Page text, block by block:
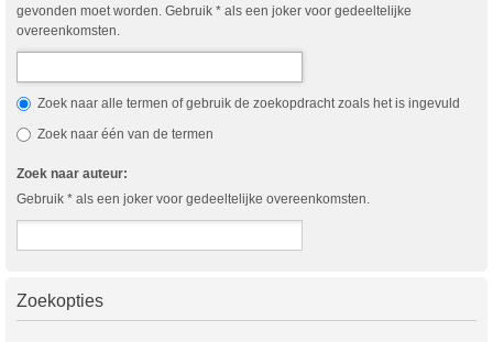
gevonden moet worden. Gebruik * als een joker voor gedeeltelijke
overeenkomsten.
Zoek naar alle termen of gebruik de zoekopdracht zoals het is ingevuld
Zoek naar één van de termen
Zoek naar auteur:
Gebruik * als een joker voor gedeeltelijke overeenkomsten.
Zoekopties